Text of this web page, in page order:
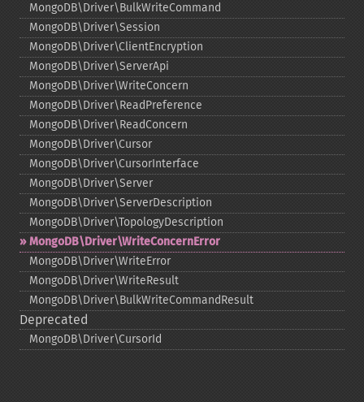
MongoDB\Driver\BulkWriteCommand
MongoDB\Driver\Session
MongoDB\Driver\ClientEncryption
MongoDB\Driver\ServerApi
MongoDB\Driver\WriteConcern
MongoDB\Driver\ReadPreference
MongoDB\Driver\ReadConcern
MongoDB\Driver\Cursor
MongoDB\Driver\CursorInterface
MongoDB\Driver\Server
MongoDB\Driver\ServerDescription
MongoDB\Driver\TopologyDescription
MongoDB\Driver\WriteConcernError
MongoDB\Driver\WriteError
MongoDB\Driver\WriteResult
MongoDB\Driver\BulkWriteCommandResult
Deprecated
MongoDB\Driver\CursorId